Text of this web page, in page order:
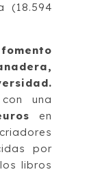
(18.594
una
en
por
libros